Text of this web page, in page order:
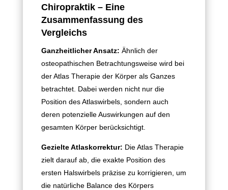
Chiropraktik – Eine
Zusammenfassung des
Vergleichs
Ganzheitlicher Ansatz: Ähnlich der
osteopathischen Betrachtungsweise wird bei
der Atlas Therapie der Körper als Ganzes
betrachtet. Dabei werden nicht nur die
Position des Atlaswirbels, sondern auch
deren potenzielle Auswirkungen auf den
gesamten Körper berücksichtigt.
Gezielte Atlaskorrektur: Die Atlas Therapie
zielt darauf ab, die exakte Position des
ersten Halswirbels präzise zu korrigieren, um
die natürliche Balance des Körpers